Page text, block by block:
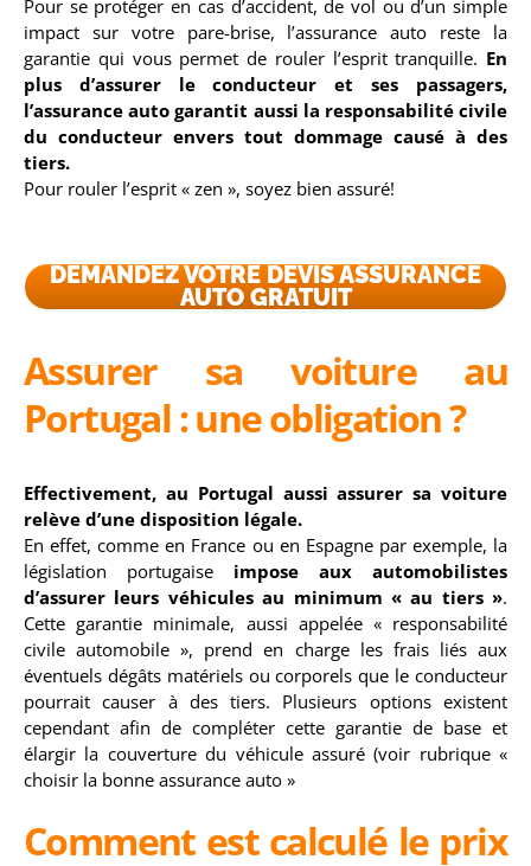
Pour se protéger en cas d’accident, de vol ou d’un simple
impact sur votre pare-brise, l’assurance auto reste la
garantie qui vous permet de rouler l’esprit tranquille. En
plus d’assurer le conducteur et ses passagers,
l’assurance auto garantit aussi la responsabilité civile
du conducteur envers tout dommage causé à des
tiers.
Pour rouler l’esprit « zen », soyez bien assuré!
DEMANDEZ VOTRE DEVIS ASSURANCE
AUTO GRATUIT
Assurer sa voiture au
Portugal : une obligation ?
Effectivement, au Portugal aussi assurer sa voiture
relève d’une disposition légale.
En effet, comme en France ou en Espagne par exemple, la
législation portugaise impose aux automobilistes
d’assurer leurs véhicules au minimum « au tiers ».
Cette garantie minimale, aussi appelée « responsabilité
civile automobile », prend en charge les frais liés aux
éventuels dégâts matériels ou corporels que le conducteur
pourrait causer à des tiers. Plusieurs options existent
cependant afin de compléter cette garantie de base et
élargir la couverture du véhicule assuré (voir rubrique «
choisir la bonne assurance auto »
Comment est calculé le prix